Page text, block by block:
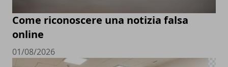
Come riconoscere una notizia falsa
online
01/08/2026